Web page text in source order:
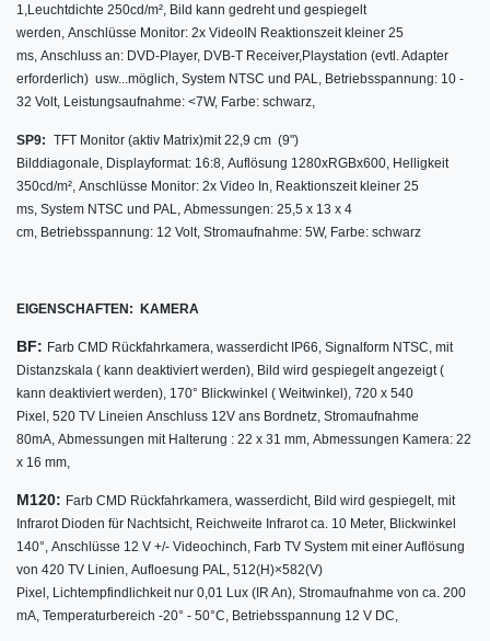
1,Leuchtdichte 250cd/m², Bild kann gedreht und gespiegelt
werden, Anschlüsse Monitor: 2x VideoIN Reaktionszeit kleiner 25
ms, Anschluss an: DVD-Player, DVB-T Receiver,Playstation (evtl. Adapter
erforderlich) usw...möglich, System NTSC und PAL, Betriebsspannung: 10 -
32 Volt, Leistungsaufnahme: <7W, Farbe: schwarz,
SP9: TFT Monitor (aktiv Matrix)mit 22,9 cm (9")
Bilddiagonale, Displayformat: 16:8, Auflösung 1280xRGBx600, Helligkeit
350cd/m², Anschlüsse Monitor: 2x Video In, Reaktionszeit kleiner 25
ms, System NTSC und PAL, Abmessungen: 25,5 x 13 x 4
cm, Betriebsspannung: 12 Volt, Stromaufnahme: 5W, Farbe: schwarz
EIGENSCHAFTEN: KAMERA
BF: Farb CMD Rückfahrkamera, wasserdicht IP66, Signalform NTSC, mit
Distanzskala ( kann deaktiviert werden), Bild wird gespiegelt angezeigt (
kann deaktiviert werden), 170° Blickwinkel ( Weitwinkel), 720 x 540
Pixel, 520 TV Lineien Anschluss 12V ans Bordnetz, Stromaufnahme
80mA, Abmessungen mit Halterung : 22 x 31 mm, Abmessungen Kamera: 22
x 16 mm,
M120: Farb CMD Rückfahrkamera, wasserdicht, Bild wird gespiegelt, mit
Infrarot Dioden für Nachtsicht, Reichweite Infrarot ca. 10 Meter, Blickwinkel
140°, Anschlüsse 12 V +/- Videochinch, Farb TV System mit einer Auflösung
von 420 TV Linien, Aufloesung PAL, 512(H)×582(V)
Pixel, Lichtempfindlichkeit nur 0,01 Lux (IR An), Stromaufnahme von ca. 200
mA, Temperaturbereich -20° - 50°C, Betriebsspannung 12 V DC,